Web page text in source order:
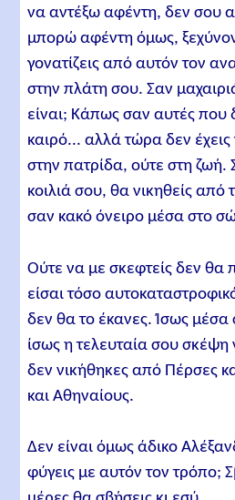
να αντέξω αφέντη, δεν σου
μπορώ αφέντη όμως,
γονατίζεις από αυτόν τον
στην πλάτη σου. Σαν
είναι; Κάπως σαν αυτές που
καιρό... αλλά τώρα δεν
στην πατρίδα, ούτε στη ζωή.
κοιλιά σου, θα νικηθείς
σαν κακό όνειρο μέσα στο
Ούτε να με σκεφτείς δεν θα
είσαι τόσο
δεν θα το έκανες. Ίσως μέσα
ίσως η τελευταία σου σκέψη
δεν νικήθηκες από Πέρσες
και Αθηναίους.
Δεν είναι όμως άδικο
φύγεις με αυτόν τον τρόπο;